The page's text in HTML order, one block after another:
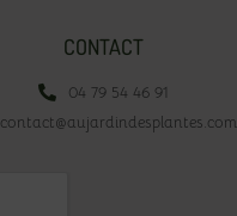
CONTACT
04 79 54 46 91
contact@aujardindesplantes.com